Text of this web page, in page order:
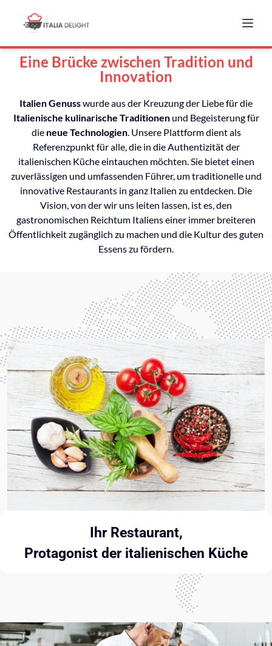
Eine Brücke zwischen Tradition und
Innovation
Italien Genusswurde aus der Kreuzung der Liebe für die
Italienische kulinarische Traditionenund Begeisterung für
die neue Technologien. Unsere Plattform dient als
Referenzpunkt für alle, die in die Authentizität der
italienischen Küche eintauchen möchten. Sie bietet einen
zuverlässigen und umfassenden Führer, um traditionelle und
innovative Restaurants in ganz Italien zu entdecken. Die
Vision, von der wir uns leiten lassen, ist es, den
gastronomischen Reichtum Italiens einer immer breiteren
Öffentlichkeit zugänglich zu machen und die Kultur des guten
Essens zu fördern.
Ihr Restaurant,
Protagonist der italienischen Küche